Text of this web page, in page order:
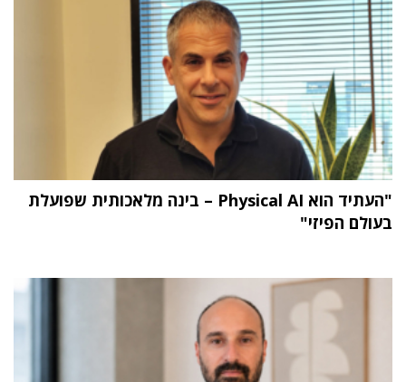
"העתיד הוא Physical AI – בינה מלאכותית שפועלת
בעולם הפיזי"